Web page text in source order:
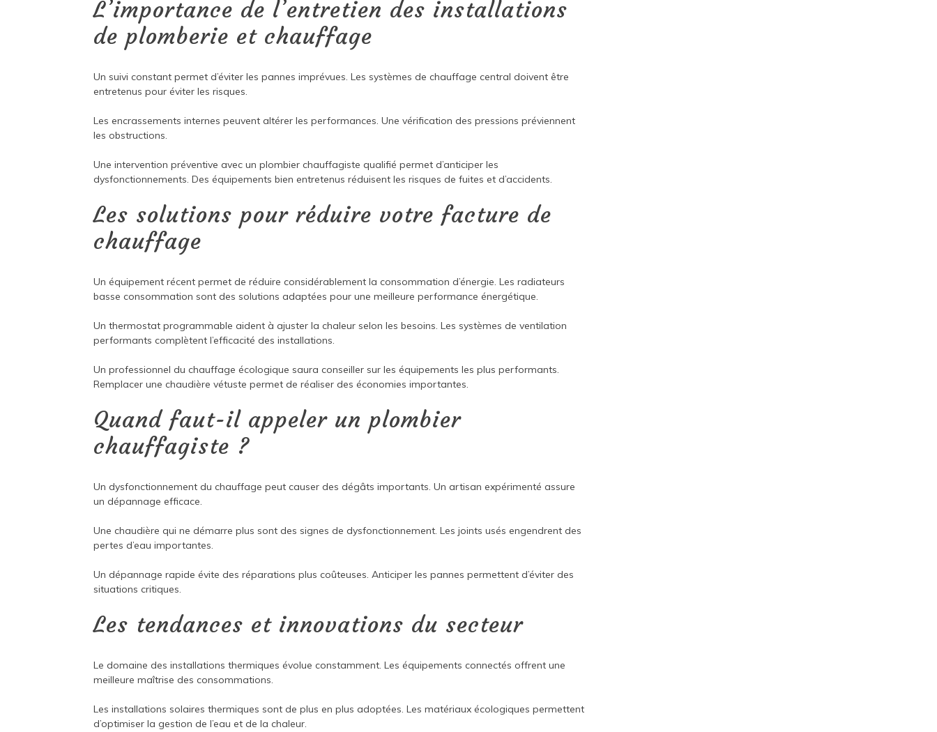
L’importance de l’entretien des installations
de plomberie et chauffage
Un suivi constant permet d’éviter les pannes imprévues. Les systèmes de chauffage central doivent être
entretenus pour éviter les risques.
Les encrassements internes peuvent altérer les performances. Une vérification des pressions préviennent
les obstructions.
Une intervention préventive avec un plombier chauffagiste qualifié permet d’anticiper les
dysfonctionnements. Des équipements bien entretenus réduisent les risques de fuites et d’accidents.
Les solutions pour réduire votre facture de
chauffage
Un équipement récent permet de réduire considérablement la consommation d’énergie. Les radiateurs
basse consommation sont des solutions adaptées pour une meilleure performance énergétique.
Un thermostat programmable aident à ajuster la chaleur selon les besoins. Les systèmes de ventilation
performants complètent l’efficacité des installations.
Un professionnel du chauffage écologique saura conseiller sur les équipements les plus performants.
Remplacer une chaudière vétuste permet de réaliser des économies importantes.
Quand faut-il appeler un plombier
chauffagiste ?
Un dysfonctionnement du chauffage peut causer des dégâts importants. Un artisan expérimenté assure
un dépannage efficace.
Une chaudière qui ne démarre plus sont des signes de dysfonctionnement. Les joints usés engendrent des
pertes d’eau importantes.
Un dépannage rapide évite des réparations plus coûteuses. Anticiper les pannes permettent d’éviter des
situations critiques.
Les tendances et innovations du secteur
Le domaine des installations thermiques évolue constamment. Les équipements connectés offrent une
meilleure maîtrise des consommations.
Les installations solaires thermiques sont de plus en plus adoptées. Les matériaux écologiques permettent
d’optimiser la gestion de l’eau et de la chaleur.